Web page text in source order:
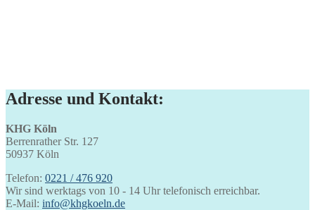
Adresse und Kontakt:
KHG Köln
Berrenrather Str. 127
50937 Köln
Telefon: 0221 / 476 920
Wir sind werktags von 10 - 14 Uhr telefonisch erreichbar.
E-Mail: info@khgkoeln.de